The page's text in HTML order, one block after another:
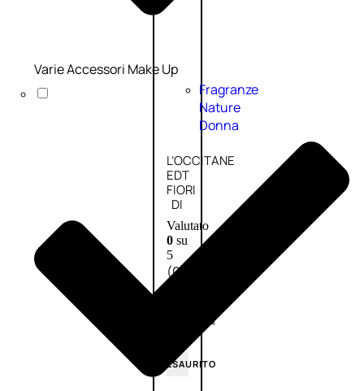
Fragranze
Nature
Donna
L’OCCITANE
EDT
FIORI
DI
Valutato
0su
5
(0)
€
ESAURITO
Varie Accessori Make Up